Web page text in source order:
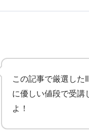
この記事で厳選し
に優しい値段で受講
よ！